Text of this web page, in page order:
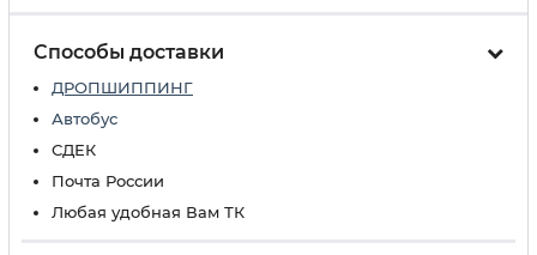
Способы доставки
ДРОПШИППИНГ
Автобус
СДЕК
Почта России
Любая удобная Вам ТК